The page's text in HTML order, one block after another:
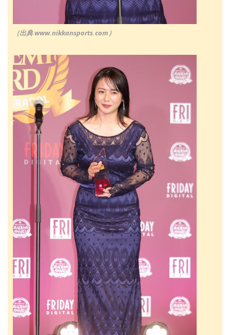
（出典 www.nikkansports.com）